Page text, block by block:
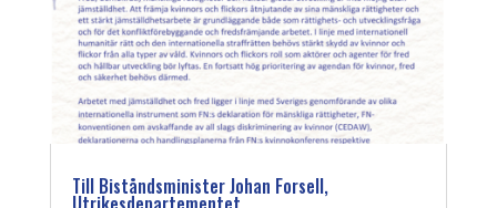
Till Biståndsminister Johan Forsell,